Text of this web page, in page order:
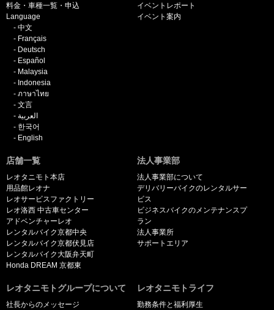
料金・車種一覧・申込
Language
中文
Français
Deutsch
Español
Malaysia
Indonesia
ภาษาไทย
文言
العربية
한국어
English
イベントレポート
イベント案内
店舗一覧
レオタニモト本店
用品館レオナ
レオサービスファクトリー
レオ洛西 中古車センター
アドベンチャーレオ
レンタルバイク京都中央
レンタルバイク京都伏見店
レンタルバイク大阪弁天町
Honda DREAM 京都東
法人事業部
法人事業部について
デリバリーバイクのレンタルサー
ビス
ビジネスバイクのメンテナンスプ
ラン
法人事業所
サポートエリア
レオタニモトグループについて
社長からのメッセージ
レオタニモトライフ
勤務条件と福利厚生